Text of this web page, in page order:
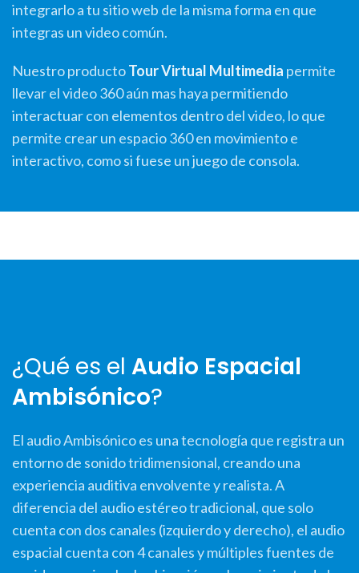
integrarlo a tu sitio web de la misma forma en que
integras un video común.
Nuestro productoTour Virtual Multimedia permite
llevar el video 360 aún mas haya permitiendo
interactuar con elementos dentro del video, lo que
permite crear un espacio 360 en movimiento e
interactivo, como si fuese un juego de consola.
¿Qué es el Audio Espacial
Ambisónico?
El audio Ambisónico es una tecnología que registra un
entorno de sonido tridimensional, creando una
experiencia auditiva envolvente y realista. A
diferencia del audio estéreo tradicional, que solo
cuenta con dos canales (izquierdo y derecho), el audio
espacial cuenta con 4 canales y múltiples fuentes de